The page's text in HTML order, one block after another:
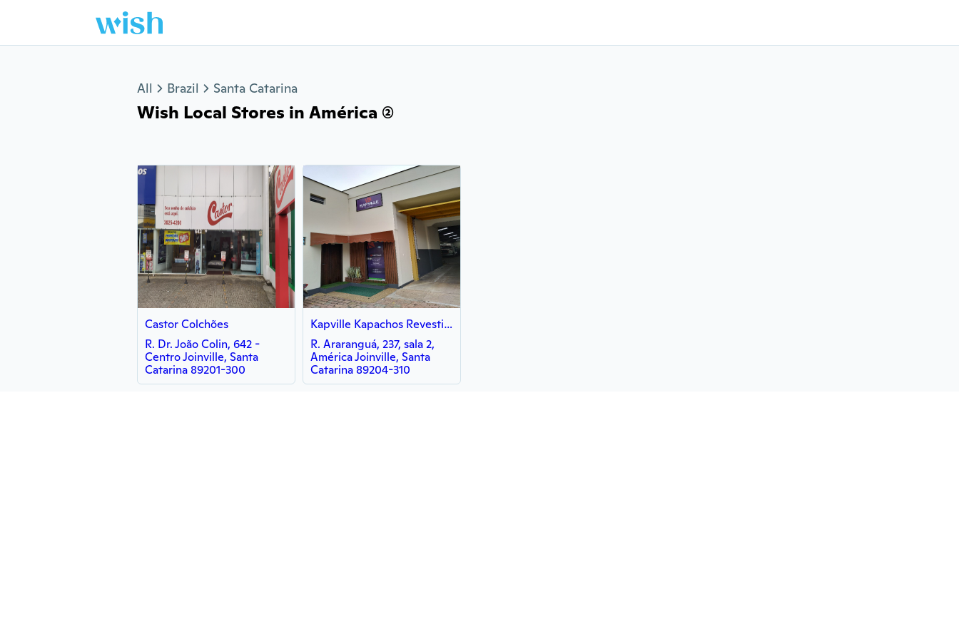
All Brazil Santa Catarina
Wish Local Stores in América (2)
Castor Colchões
R. Dr. João Colin, 642 -
Centro Joinville, Santa
Catarina 89201-300
Kapville Kapachos Revestimentos e Soluções Capachos personalizados Piso laminado Rodapés Grama Sintética
R. Araranguá, 237, sala 2,
América Joinville, Santa
Catarina 89204-310